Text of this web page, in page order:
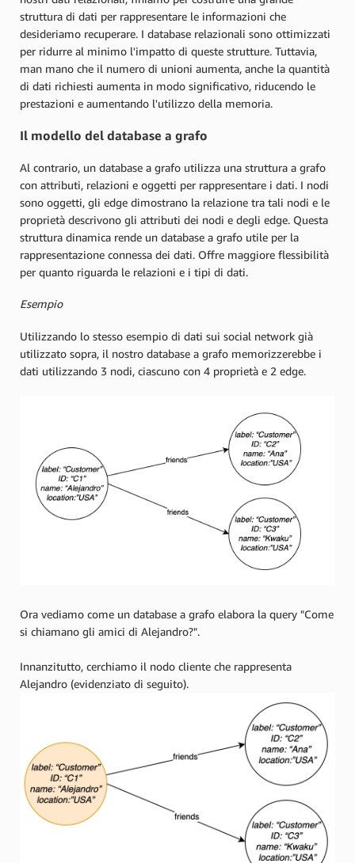
struttura di dati per rappresentare le informazioni che
desideriamo recuperare. I database relazionali sono ottimizzati
per ridurre al minimo l'impatto di queste strutture. Tuttavia,
man mano che il numero di unioni aumenta, anche la quantità
di dati richiesti aumenta in modo significativo, riducendo le
prestazioni e aumentando l'utilizzo della memoria.
Il modello del database a grafo
Al contrario, un database a grafo utilizza una struttura a grafo
con attributi, relazioni e oggetti per rappresentare i dati. I nodi
sono oggetti, gli edge dimostrano la relazione tra tali nodi e le
proprietà descrivono gli attributi dei nodi e degli edge. Questa
struttura dinamica rende un database a grafo utile per la
rappresentazione connessa dei dati. Offre maggiore flessibilità
per quanto riguarda le relazioni e i tipi di dati.
Esempio
Utilizzando lo stesso esempio di dati sui social network già
utilizzato sopra, il nostro database a grafo memorizzerebbe i
dati utilizzando 3 nodi, ciascuno con 4 proprietà e 2 edge.
Ora vediamo come un database a grafo elabora la query "Come
si chiamano gli amici di Alejandro?".
Innanzitutto, cerchiamo il nodo cliente che rappresenta
Alejandro (evidenziato di seguito).